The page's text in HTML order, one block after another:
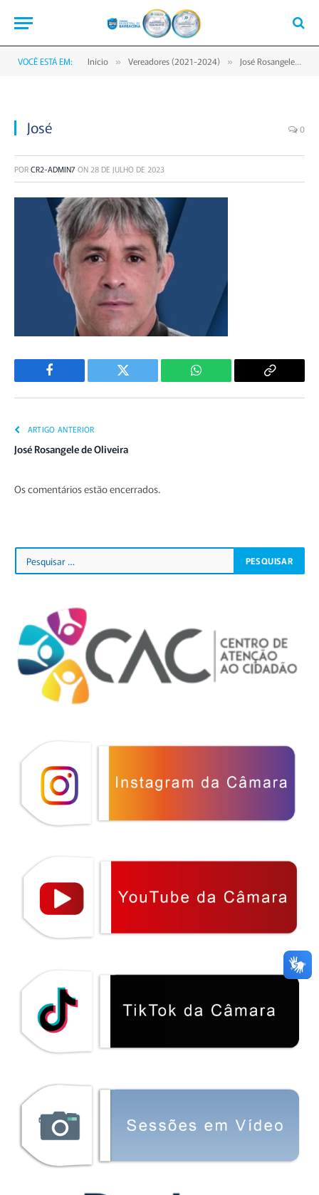
VOCÊ ESTÁ EM: Início » Vereadores (2021-2024) » José Rosangele de Oliveira
José 0
PORCR2-ADMIN7 ON 28 DE JULHO DE 2023
Facebook Twitter WhatsApp
Copiar
ARTIGO ANTERIOR
José Rosangele de Oliveira
Os comentários estão encerrados.